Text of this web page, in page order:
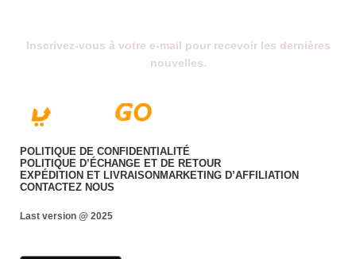
Inscrivez-vous à votre e-mail pour recevoir les dernières
nouvelles.
POLITIQUE DE CONFIDENTIALITÉ
POLITIQUE D’ÉCHANGE ET DE RETOUR
EXPÉDITION ET LIVRAISON MARKETING D’AFFILIATION
CONTACTEZ NOUS
Last version @ 2025